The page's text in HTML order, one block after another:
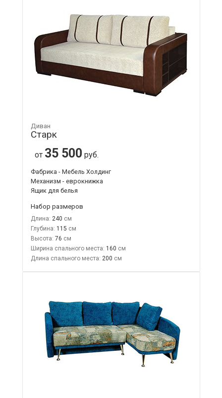
Диван
Старк
от 35 500 руб.
Фабрика - Мебель Холдинг
Механизм - еврокнижка
Ящик для белья
Набор размеров
Длина: 240
Глубина: 115
Высота: 76
Ширина спального места: 160
Длина спального места: 200